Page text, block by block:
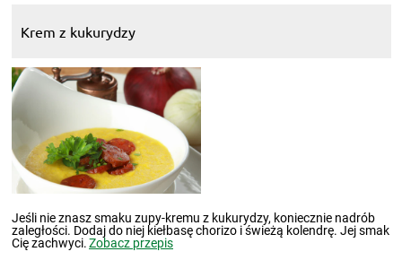
Krem z kukurydzy
Jeśli nie znasz smaku zupy-kremu z kukurydzy, koniecznie nadrób
zaległości. Dodaj do niej kiełbasę chorizo i świeżą kolendrę. Jej smak
Cię zachwyci.Zobacz przepis